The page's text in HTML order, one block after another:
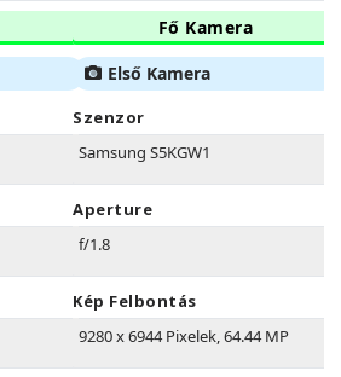
Fő Kamera
Első Kamera
Szenzor
Samsung S5KGW1
Aperture
f/1.8
Kép Felbontás
9280 x 6944 Pixelek, 64.44 MP